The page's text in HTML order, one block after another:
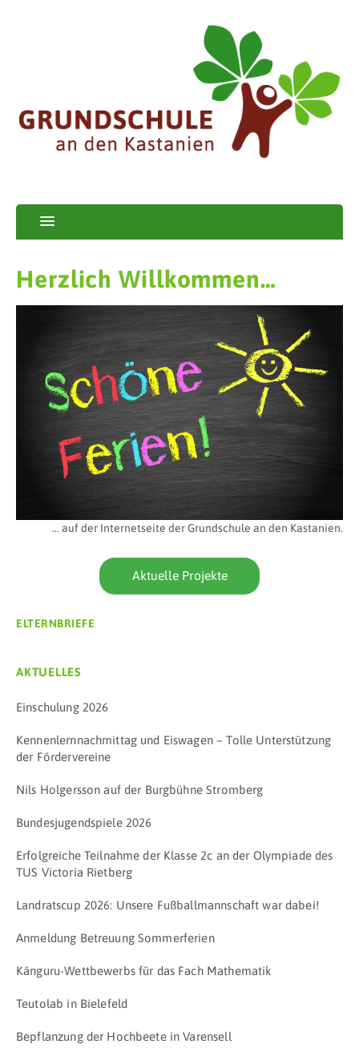
Herzlich Willkommen…
… auf der Internetseite der Grundschule an den Kastanien.
Aktuelle Projekte
ELTERNBRIEFE
AKTUELLES
Einschulung 2026
Kennenlernnachmittag und Eiswagen – Tolle Unterstützung
der Fördervereine
Nils Holgersson auf der Burgbühne Stromberg
Bundesjugendspiele 2026
Erfolgreiche Teilnahme der Klasse 2c an der Olympiade des
TUS Victoria Rietberg
Landratscup 2026: Unsere Fußballmannschaft war dabei!
Anmeldung Betreuung Sommerferien
Känguru-Wettbewerbs für das Fach Mathematik
Teutolab in Bielefeld
Bepflanzung der Hochbeete in Varensell